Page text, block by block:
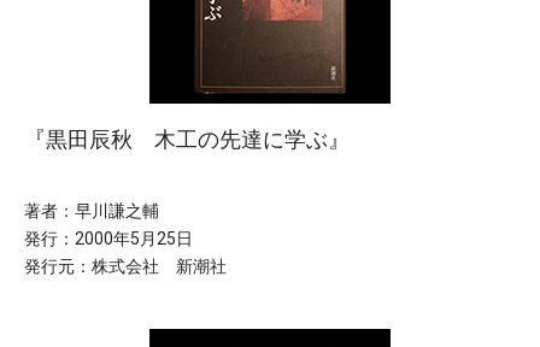
『黒田辰秋 木工の先達に学ぶ』
著者：早川謙之輔
発行：2000年5月25日
発行元：株式会社 新潮社